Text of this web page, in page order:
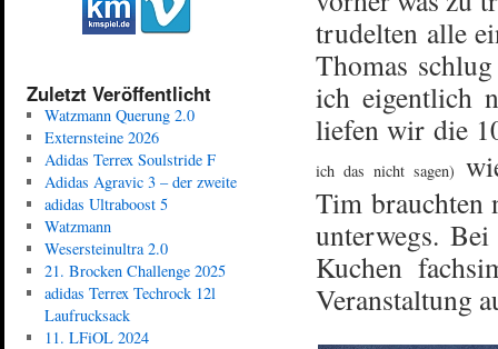
trudelten alle
Thomas
ich eigentlich
liefen wir die
ich das nicht sagen)
Tim brauchten
unterwegs.
Kuchen
Veranstaltung
Zuletzt Veröffentlicht
Watzmann Querung 2.0
Externsteine 2026
Adidas Terrex Soulstride F
Adidas Agravic 3 – der zweite
adidas Ultraboost 5
Watzmann
Wesersteinultra 2.0
21. Brocken Challenge 2025
adidas Terrex Techrock 12l
Laufrucksack
11. LFiOL 2024